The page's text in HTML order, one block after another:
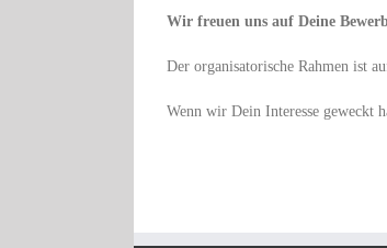
Wir freuen uns auf Deine
Der organisatorische Rahmen ist
Wenn wir Dein Interesse geweckt